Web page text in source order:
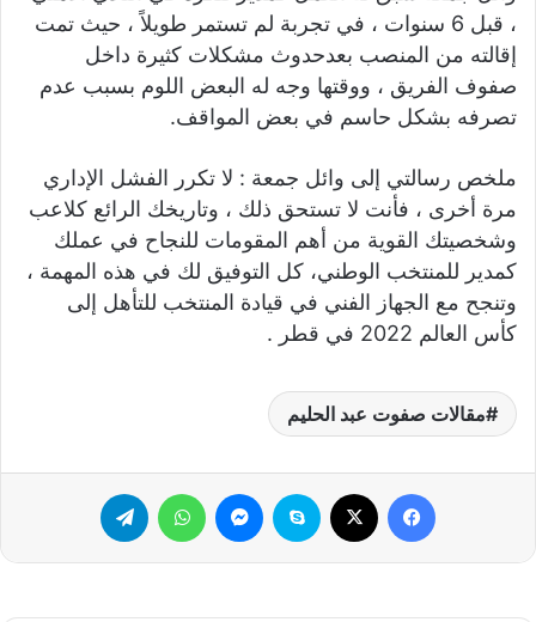
، قبل 6 سنوات ، في تجربة لم تستمر طويلاً ، حيث تمت
إقالته من المنصب بعدحدوث مشكلات كثيرة داخل
صفوف الفريق ، ووقتها وجه له البعض اللوم بسبب عدم
تصرفه بشكل حاسم في بعض المواقف.
ملخص رسالتي إلى وائل جمعة : لا تكرر الفشل الإداري
مرة أخرى ، فأنت لا تستحق ذلك ، وتاريخك الرائع كلاعب
وشخصيتك القوية من أهم المقومات للنجاح في عملك
كمدير للمنتخب الوطني، كل التوفيق لك في هذه المهمة ،
وتنجح مع الجهاز الفني في قيادة المنتخب للتأهل إلى
كأس العالم 2022 في قطر .
مقالات صفوت عبد الحليم
فيسبوك سكايب ماسنجر واتساب